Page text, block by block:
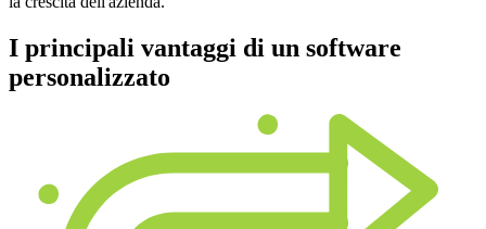
I principali vantaggi di un software
personalizzato